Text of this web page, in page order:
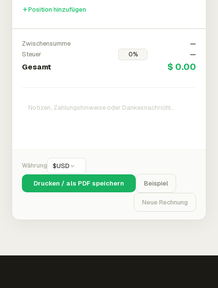
Position hinzufügen
Zwischensumme
—
Steuer
—
Gesamt $ 0.00
Währung $USD
Drucken / als PDF speichern Beispiel
Neue Rechnung